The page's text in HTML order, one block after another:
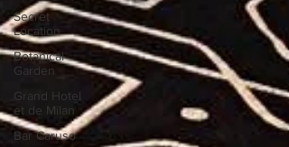
Secret
Location
Botanical
Garden
Grand Hotel
et de Milan
Bar Caruso